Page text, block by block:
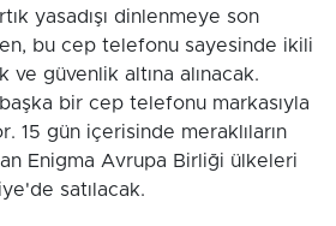
yasadışı dinlenmeye son
bu cep telefonu sayesinde ikili
güvenlik altına alınacak.
bir cep telefonu markasıyla
15 gün içerisinde meraklıların
Enigma Avrupa Birliği ülkeleri
satılacak.